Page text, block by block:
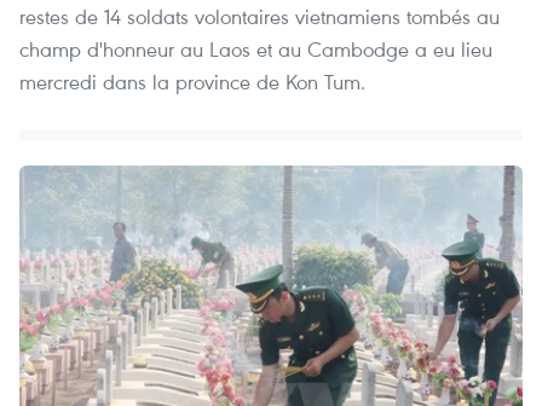
restes de 14 soldats volontaires vietnamiens tombés au
champ d'honneur au Laos et au Cambodge a eu lieu
mercredi dans la province de Kon Tum.